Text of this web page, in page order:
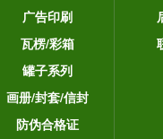
广告印刷
瓦楞/彩箱
罐子系列
画册/封套/信封
防伪合格证